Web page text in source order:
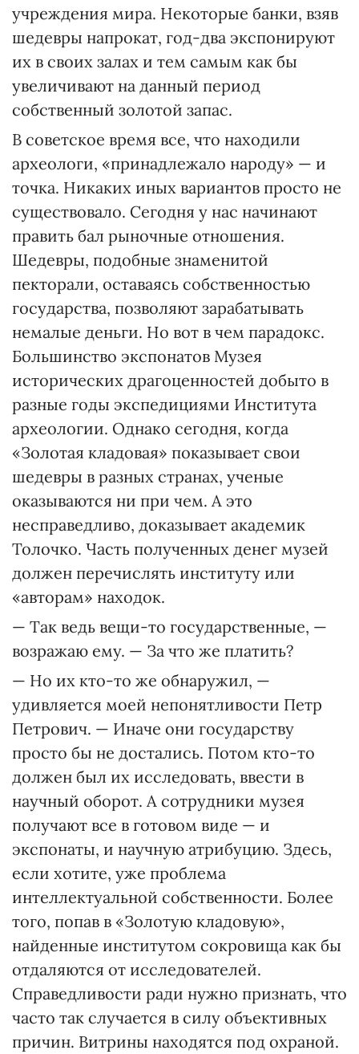
учреждения мира. Некоторые банки, взяв
шедевры напрокат, год-два экспонируют
их в своих залах и тем самым как бы
увеличивают на данный период
собственный золотой запас.
В советское время все, что находили
археологи, «принадлежало народу» — и
точка. Никаких иных вариантов просто не
существовало. Сегодня у нас начинают
править бал рыночные отношения.
Шедевры, подобные знаменитой
пекторали, оставаясь собственностью
государства, позволяют зарабатывать
немалые деньги. Но вот в чем парадокс.
Большинство экспонатов Музея
исторических драгоценностей добыто в
разные годы экспедициями Института
археологии. Однако сегодня, когда
«Золотая кладовая» показывает свои
шедевры в разных странах, ученые
оказываются ни при чем. А это
несправедливо, доказывает академик
Толочко. Часть полученных денег музей
должен перечислять институту или
«авторам» находок.
— Так ведь вещи-то государственные, —
возражаю ему. — За что же платить?
— Но их кто-то же обнаружил, —
удивляется моей непонятливости Петр
Петрович. — Иначе они государству
просто бы не достались. Потом кто-то
должен был их исследовать, ввести в
научный оборот. А сотрудники музея
получают все в готовом виде — и
экспонаты, и научную атрибуцию. Здесь,
если хотите, уже проблема
интеллектуальной собственности. Более
того, попав в «Золотую кладовую»,
найденные институтом сокровища как бы
отдаляются от исследователей.
Справедливости ради нужно признать, что
часто так случается в силу объективных
причин. Витрины находятся под охраной.